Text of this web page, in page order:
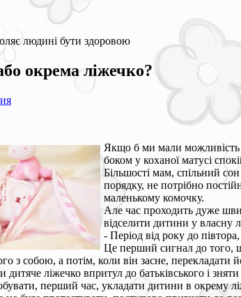
людині бути здоровою
окрема ліжечко?
Якщо б ми мали можливість
боком у коханої матусі
Більшості мам, спільний
порядку, не потрібно
маленькому комочку.
Але час проходить дуже
відселити дитини у власну
- Період від року до
Це перший сигнал до того,
з собою, а потім, коли він засне, перекладати
ліжечко впритул до батьківського і
перший час, укладати дитини в окрему